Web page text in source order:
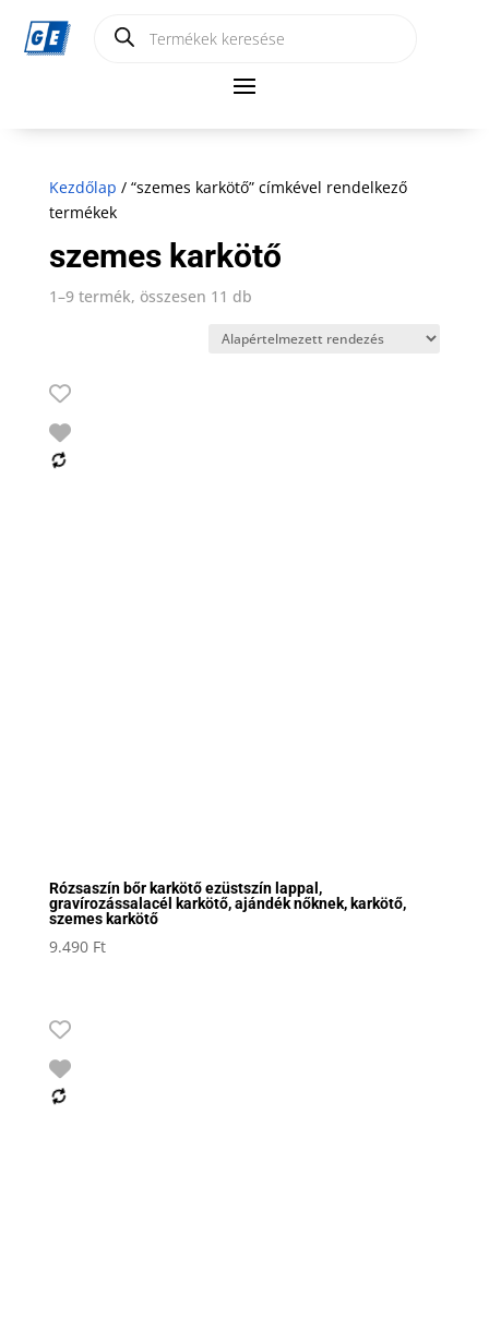
search
Kezdőlap / “szemes karkötő” címkével rendelkező
termékek
szemes karkötő
1–9 termék, összesen 11 db
Rózsaszín bőr karkötő ezüstszín lappal,
gravírozássalacél karkötő, ajándék nőknek, karkötő,
szemes karkötő
9.490 Ft